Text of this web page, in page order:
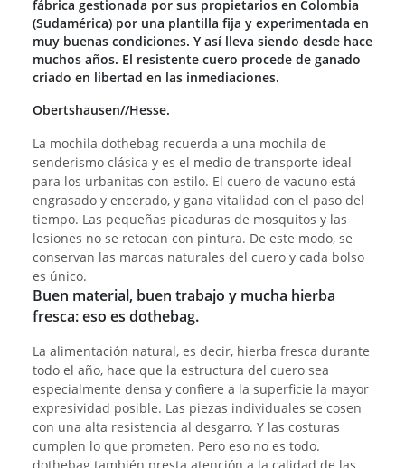
fábrica gestionada por sus propietarios en Colombia
(Sudamérica) por una plantilla fija y experimentada en
muy buenas condiciones. Y así lleva siendo desde hace
muchos años. El resistente cuero procede de ganado
criado en libertad en las inmediaciones.
Obertshausen//Hesse.
La mochila dothebag recuerda a una mochila de
senderismo clásica y es el medio de transporte ideal
para los urbanitas con estilo. El cuero de vacuno está
engrasado y encerado, y gana vitalidad con el paso del
tiempo. Las pequeñas picaduras de mosquitos y las
lesiones no se retocan con pintura. De este modo, se
conservan las marcas naturales del cuero y cada bolso
es único.
Buen material, buen trabajo y mucha hierba
fresca: eso es dothebag.
La alimentación natural, es decir, hierba fresca durante
todo el año, hace que la estructura del cuero sea
especialmente densa y confiere a la superficie la mayor
expresividad posible. Las piezas individuales se cosen
con una alta resistencia al desgarro. Y las costuras
cumplen lo que prometen. Pero eso no es todo.